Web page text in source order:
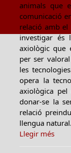
animals que
comunicació
relació amb el
investigar és
axiològic que
per ser
les
opera la
axiològica pel
donar-se la
relació
llengua natural.
Llegir més